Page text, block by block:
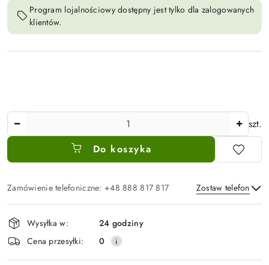
Program lojalnościowy dostępny jest tylko dla zalogowanych
klientów.
szt.
Do koszyka
Zamówienie telefoniczne: +48 888 817 817 Zostaw telefon
Wyślij
Dostępność
i
dostawa
Wysyłka w:
24 godziny
Cena przesyłki:
0